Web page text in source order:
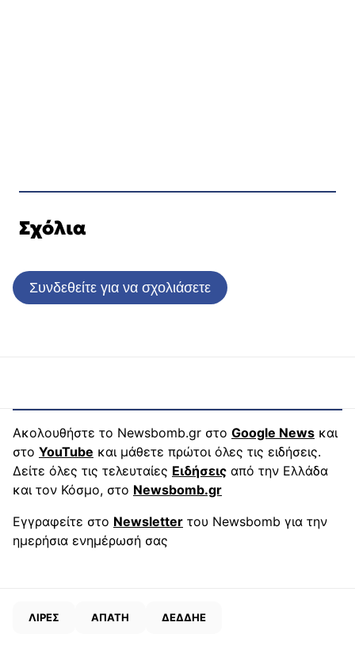
Σχόλια
Συνδεθείτε για να σχολιάσετε
Ακολουθήστε το Newsbomb.gr στο Google News και
στο YouTube και μάθετε πρώτοι όλες τις ειδήσεις.
Δείτε όλες τις τελευταίες Ειδήσεις από την Ελλάδα
και τον Κόσμο, στο Newsbomb.gr
Εγγραφείτε στο Newsletter του Newsbomb για την
ημερήσια ενημέρωσή σας
ΛΙΡΕΣ ΑΠΑΤΗ ΔΕΔΔΗΕ